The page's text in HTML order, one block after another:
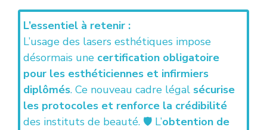
L’essentiel à retenir :
L’usage des lasers esthétiques impose
désormais une certification obligatoire
pour les esthéticiennes et infirmiers
diplômés. Ce nouveau cadre légal sécurise
les protocoles et renforce la crédibilité
des instituts de beauté. 🛡️ L’obtention de